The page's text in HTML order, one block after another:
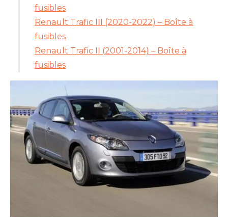
fusibles
Renault Trafic III (2020-2022) – Boîte à
fusibles
Renault Trafic II (2001-2014) – Boîte à
fusibles